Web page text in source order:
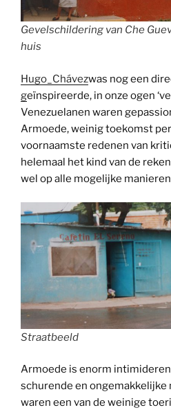
Gevelschildering van Che
huis
Hugo_Chávezwas nog een
geïnspireerde, in onze ogen
Venezuelanen waren
Armoede, weinig toekomst
voornaamste redenen van
helemaal het kind van de
wel op alle mogelijke
Straatbeeld
Armoede is enorm
schurende en
waren een van de weinige